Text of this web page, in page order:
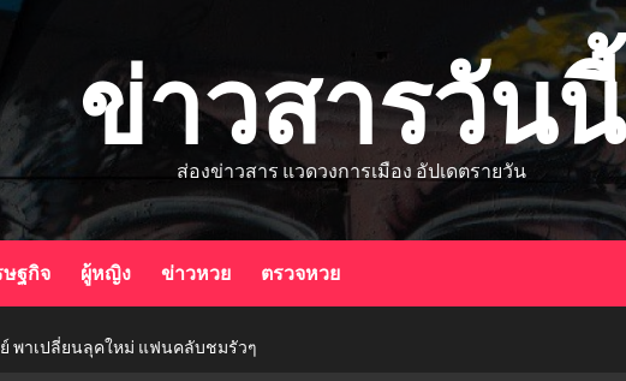
ข่าวสารวันนี้
ส่องข่าวสาร แวดวงการเมือง อัปเดตรายวัน
ษฐกิจ ผู้หญิง ข่าวหวย ตรวจหวย
พาเปลี่ยนลุคใหม่ แฟนคลับชมรัวๆ